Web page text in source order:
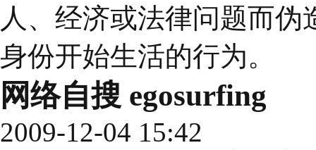
人、经济或法律问题而
身份开始生活的行为。
网络自搜 egosurfing
2009-12-04 15:42